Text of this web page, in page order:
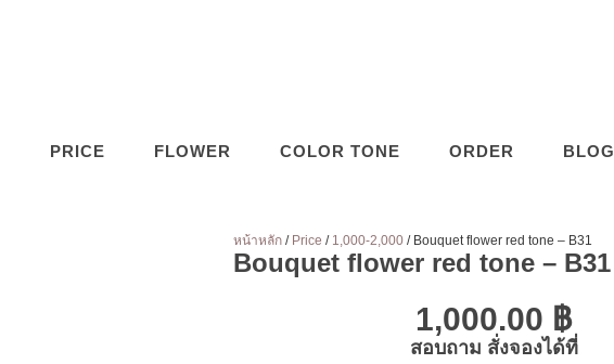
PRICE FLOWER COLOR TONE ORDER BLOG
หน้าหลัก / Price / 1,000-2,000 / Bouquet flower red tone – B31
Bouquet flower red tone – B31
1,000.00 ฿
สอบถาม สั่งจองได้ที่